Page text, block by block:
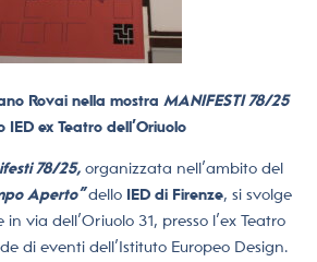
Rovai nella mostra MANIFESTI 78/25
IED ex Teatro dell’Oriuolo
78/25, organizzata nell’ambito del
Aperto”dello IED di Firenze, si svolge
via dell’Oriuolo 31, presso l’ex Teatro
di eventi dell’Istituto Europeo Design.